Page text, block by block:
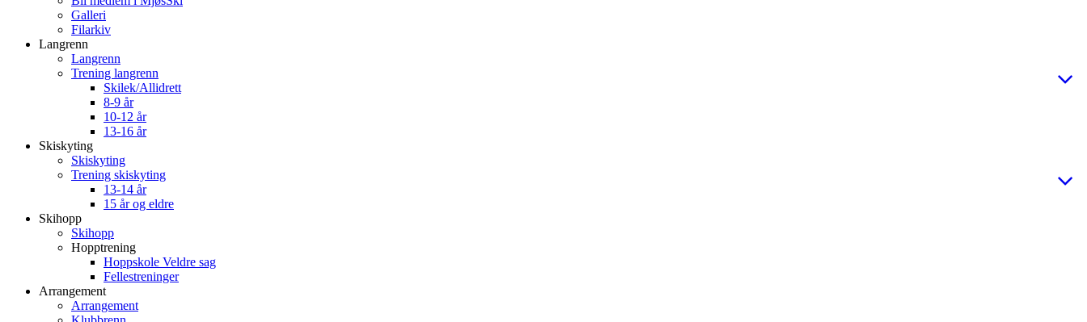
Galleri
Filarkiv
Langrenn
Langrenn
Trening langrenn
Skilek/Allidrett
8-9 år
10-12 år
13-16 år
Skiskyting
Skiskyting
Trening skiskyting
13-14 år
15 år og eldre
Skihopp
Skihopp
Hopptrening
Hoppskole Veldre sag
Fellestreninger
Arrangement
Arrangement